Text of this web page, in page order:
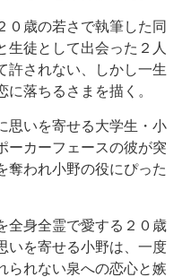
歳の若さで執筆した同
生徒として出会った２人
許されない、しかし一生
落ちるさまを描く。
いを寄せる大学生・小
ーカーフェースの彼が突
奪われ小野の役にぴった
身全霊で愛する２０歳
いを寄せる小野は、一度
られない泉への恋心と嫉